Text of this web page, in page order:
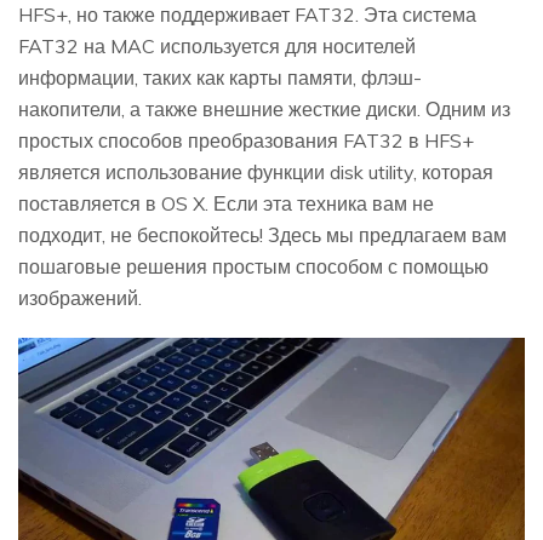
HFS+, но также поддерживает FAT32. Эта система
FAT32 на MAC используется для носителей
информации, таких как карты памяти, флэш-
накопители, а также внешние жесткие диски. Одним из
простых способов преобразования FAT32 в HFS+
является использование функции disk utility, которая
поставляется в OS X. Если эта техника вам не
подходит, не беспокойтесь! Здесь мы предлагаем вам
пошаговые решения простым способом с помощью
изображений.